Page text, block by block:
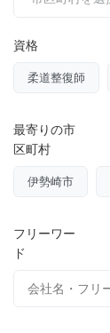
資格
柔道整復師
最寄りの市
区町村
伊勢崎市
フリーワー
ド